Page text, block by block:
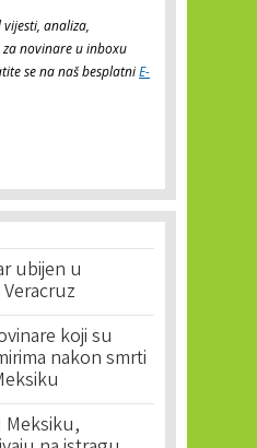
vijesti, analiza,
novinare u inboxu
se na naš besplatniE-
ubijen u
koji su
nakon smrti
Meksiku,